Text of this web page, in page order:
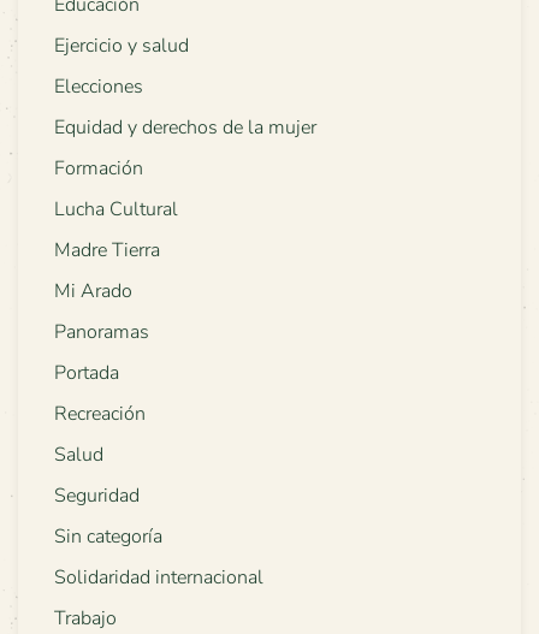
Ejercicio y salud
Elecciones
Equidad y derechos de la mujer
Formación
Lucha Cultural
Madre Tierra
Mi Arado
Panoramas
Portada
Recreación
Salud
Seguridad
Sin categoría
Solidaridad internacional
Trabajo